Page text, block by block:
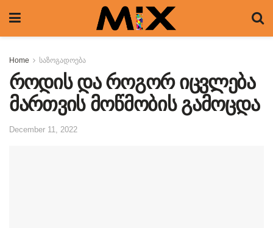
Home საზოგადოება
როდის და როგორ იცვლება
მართვის მოწმობის გამოცდა
December 11, 2022